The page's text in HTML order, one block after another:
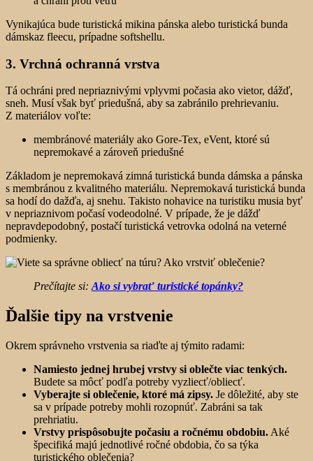
Vynikajúca bude turistická mikina pánska alebo turistická bunda
dámskaz fleecu, prípadne softshellu.
3. Vrchná ochranná vrstva
Tá ochráni pred nepriaznivými vplyvmi počasia ako vietor, dážď,
sneh. Musí však byť priedušná, aby sa zabránilo prehrievaniu.
Z materiálov voľte:
membránové materiály ako Gore-Tex, eVent, ktoré sú
nepremokavé a zároveň priedušné
Základom je nepremokavá zimná turistická bunda dámska a pánska
s membránou z kvalitného materiálu. Nepremokavá turistická bunda
sa hodí do dažďa, aj snehu. Takisto nohavice na turistiku musia byť
v nepriaznivom počasí vodeodolné. V prípade, že je dážď
nepravdepodobný, postačí turistická vetrovka odolná na veterné
podmienky.
Prečítajte si: Ako si vybrať turistické topánky?
Ďalšie tipy na vrstvenie
Okrem správneho vrstvenia sa riaďte aj týmito radami:
Namiesto jednej hrubej vrstvy si oblečte viac tenkých.
Budete sa môcť podľa potreby vyzliecť/obliecť.
Vyberajte si oblečenie, ktoré má zipsy. Je dôležité, aby ste
sa v prípade potreby mohli rozopnúť. Zabráni sa tak
prehriatiu.
Vrstvy prispôsobujte počasiu a ročnému obdobiu. Aké
špecifiká majú jednotlivé ročné obdobia, čo sa týka
turistického oblečenia?